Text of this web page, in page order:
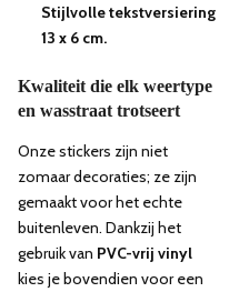
Stijlvolle tekstversiering
13 x 6 cm.
Kwaliteit die elk weertype
en wasstraat trotseert
Onze stickers zijn niet
zomaar decoraties; ze zijn
gemaakt voor het echte
buitenleven. Dankzij het
gebruik van PVC-vrij vinyl
kies je bovendien voor een